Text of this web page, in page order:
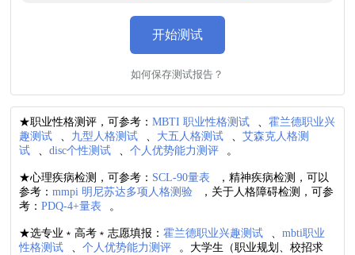
开始测试
如何保存测试报告？
★职业性格测评，可参考：MBTI 职业性格测试 、霍兰德职业兴
趣测试
、 九型人格测试 、 大五人格测试 、艾森克人格测
试
、disc个性测试 、个人优势能力测评 。
★心理疾病检测，可参考： SCL-90量表
，精神疾病检测，可以
参考：mmpi 明尼苏达多项人格测验
，关于人格障碍检测，可参
考：PDQ-4+量表 。
★选专业﹡高考﹡志愿填报：霍兰德职业兴趣测试 、mbti职业
性格测试
、个人优势能力测评
。大学生（职业规划、校招求